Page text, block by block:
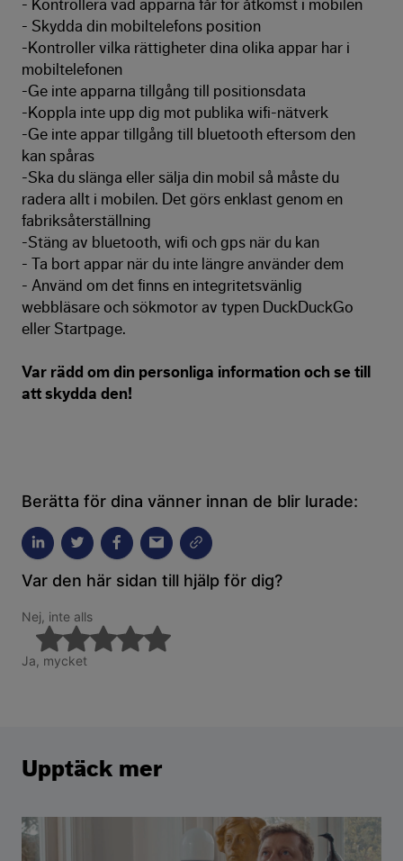
- Kontrollera vad apparna får för åtkomst i mobilen
- Skydda din mobiltelefons position
-Kontroller vilka rättigheter dina olika appar har i
mobiltelefonen
-Ge inte apparna tillgång till positionsdata
-Koppla inte upp dig mot publika wifi-nätverk
-Ge inte appar tillgång till bluetooth eftersom den
kan spåras
-Ska du slänga eller sälja din mobil så måste du
radera allt i mobilen. Det görs enklast genom en
fabriksåterställning
-Stäng av bluetooth, wifi och gps när du kan
- Ta bort appar när du inte längre använder dem
- Använd om det finns en integritetsvänlig
webbläsare och sökmotor av typen DuckDuckGo
eller Startpage.
Var rädd om din personliga information och se till
att skydda den!
Berätta för dina vänner innan de blir lurade:
Var den här sidan till hjälp för dig?
Nej, inte alls
Ja, mycket
Upptäck mer